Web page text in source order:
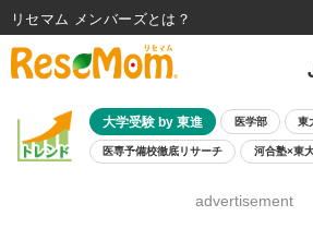
大学受験 by 東進 医学部 東
医専予備校徹底リサーチ 河合塾×東
8月開催学校説明会・相談会
advertisement
リセマム メンバーズ